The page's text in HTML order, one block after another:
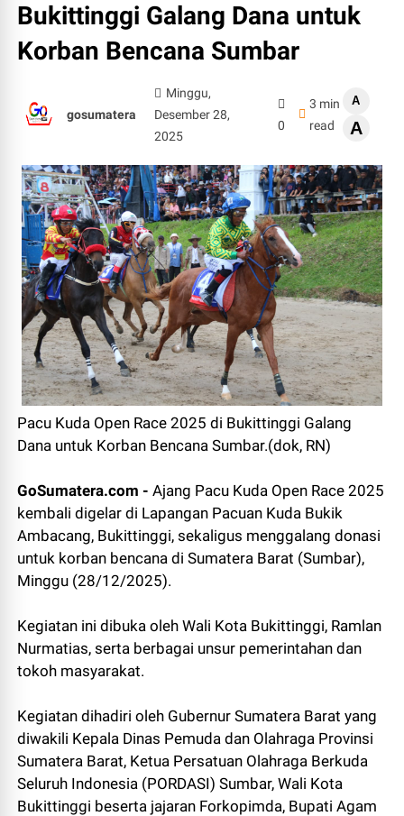
Bukittinggi Galang Dana untuk
Korban Bencana Sumbar
gosumatera
Minggu,
Desember 28,
2025
0
3 min
read
A
A
Pacu Kuda Open Race 2025 di Bukittinggi Galang
Dana untuk Korban Bencana Sumbar.(dok, RN)
GoSumatera.com -Ajang Pacu Kuda Open Race 2025
kembali digelar di Lapangan Pacuan Kuda Bukik
Ambacang, Bukittinggi, sekaligus menggalang donasi
untuk korban bencana di Sumatera Barat (Sumbar),
Minggu (28/12/2025).
Kegiatan ini dibuka oleh Wali Kota Bukittinggi, Ramlan
Nurmatias, serta berbagai unsur pemerintahan dan
tokoh masyarakat.
Kegiatan dihadiri oleh Gubernur Sumatera Barat yang
diwakili Kepala Dinas Pemuda dan Olahraga Provinsi
Sumatera Barat, Ketua Persatuan Olahraga Berkuda
Seluruh Indonesia (PORDASI) Sumbar, Wali Kota
Bukittinggi beserta jajaran Forkopimda, Bupati Agam